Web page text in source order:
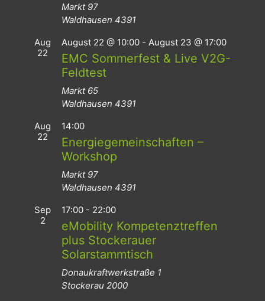
Markt 97
Waldhausen 4391
Aug
22
August 22 @ 10:00 - August 23 @ 17:00
EMC Sommerfest & Live V2G-
Feldtest
Markt 65
Waldhausen 4391
Aug
22
14:00
Energiegemeinschaften –
Workshop
Markt 97
Waldhausen 4391
Sep
2
17:00 - 22:00
eMobility Kompetenztreffen
plus Stockerauer
Solarstammtisch
Donaukraftwerkstraße 1
Stockerau 2000